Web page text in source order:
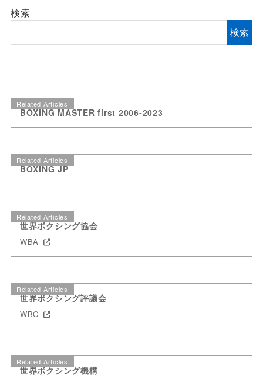
検索
検索
Related Articles
BOXING MASTER first 2006-2023
Related Articles
BOXING JP
Related Articles
世界ボクシング協会
WBA
Related Articles
世界ボクシング評議会
WBC
Related Articles
世界ボクシング機構